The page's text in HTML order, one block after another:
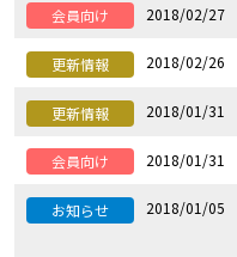
会員向け 2018/02/27
更新情報 2018/02/26
更新情報 2018/01/31
会員向け 2018/01/31
お知らせ 2018/01/05